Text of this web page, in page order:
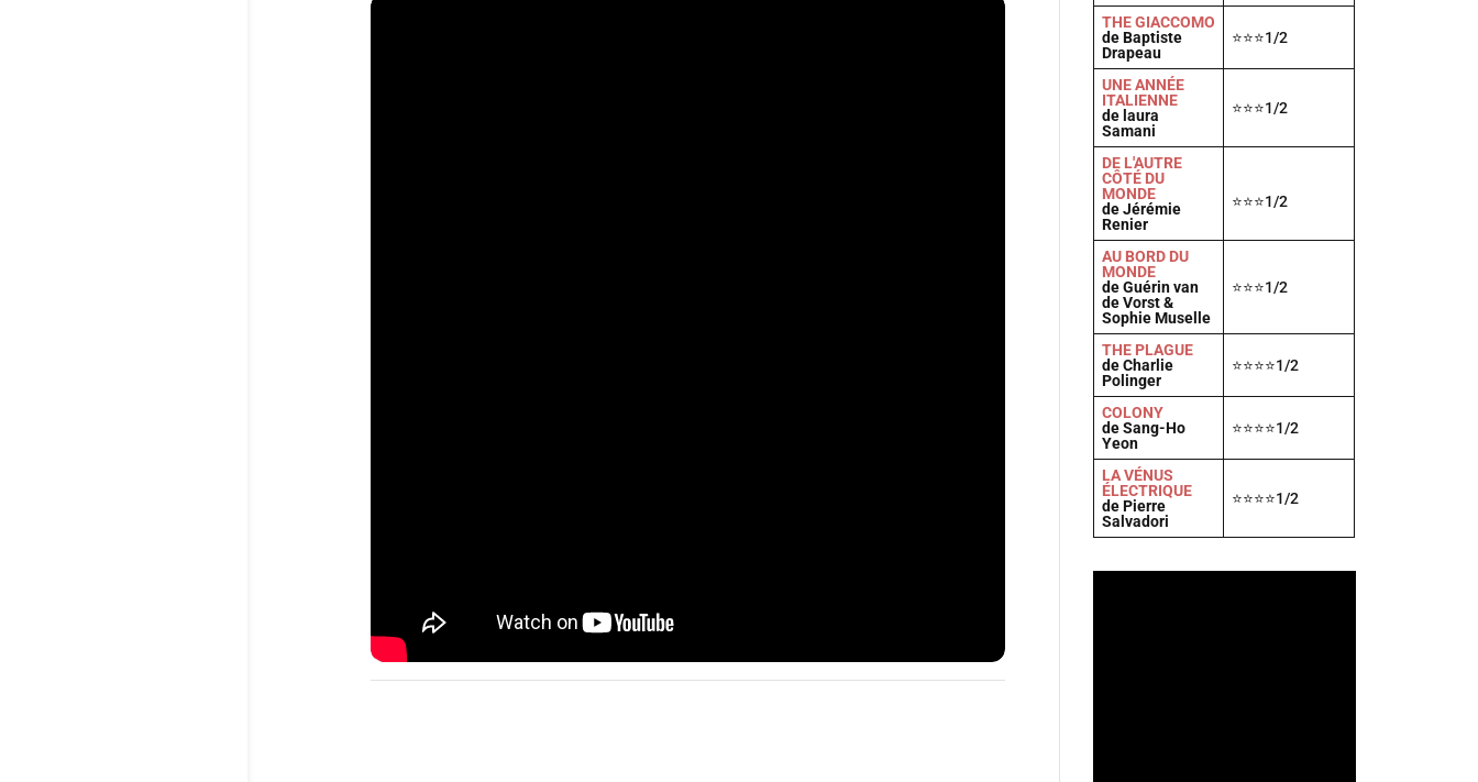
THE GIACCOMO
de Baptiste
Drapeau
⭐⭐⭐1/2
UNE ANNÉE
ITALIENNE
de laura
Samani
⭐⭐⭐1/2
DE L'AUTRE
CÔTÉ DU
MONDE
de Jérémie
Renier
⭐⭐⭐1/2
AU BORD DU
MONDE
de Guérin van
de Vorst &
Sophie Muselle
⭐⭐⭐1/2
THE PLAGUE
de Charlie
Polinger
⭐⭐⭐⭐1/2
COLONY
de Sang-Ho
Yeon
⭐⭐⭐⭐1/2
LA VÉNUS
ÉLECTRIQUE
de Pierre
Salvadori
⭐⭐⭐⭐1/2